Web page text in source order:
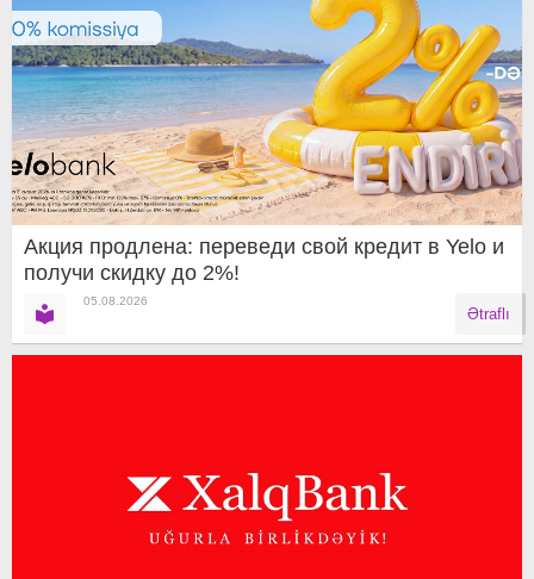
Акция продлена: переведи свой кредит в Yelo и
получи скидку до 2%!
05.08.2026
Ətraflı